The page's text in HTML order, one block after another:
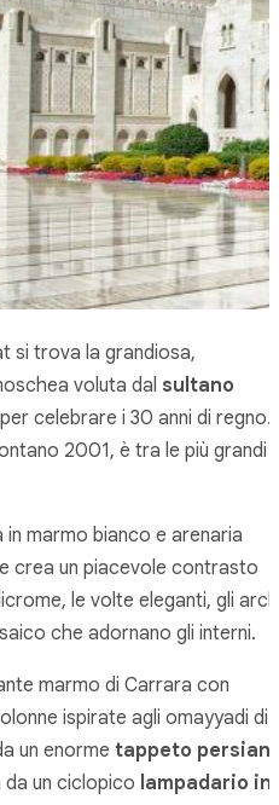
si trova la grandiosa,
voluta dal sultano
per celebrare i 30 anni di regno.
2001, è tra le più grandi
in marmo bianco e arenaria
crea un piacevole contrasto
le volte eleganti, gli
che adornano gli interni.
marmo di Carrara con
ispirate agli omayyadi di
un enorme tappeto
un ciclopico lampadario in